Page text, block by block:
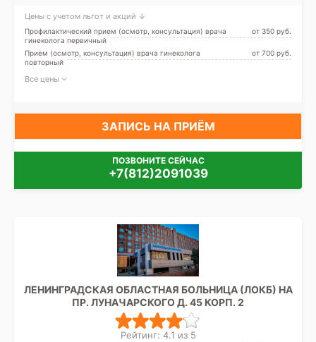
ворота, Парк Победы,
Фрунзенская, Электросила,
Проспект Славы, Дунайская,
Шушары
Цены с учетом льгот и акций ↓
Профилактический прием (осмотр, консультация) врача
гинеколога первичный
от 350 pуб.
Прием (осмотр, консультация) врача гинеколога
повторный
от 700 pуб.
Все цены
ЗАПИСЬ НА ПРИЁМ
ПОЗВОНИТЕ СЕЙЧАС
+7(812)2091039
ЛЕНИНГРАДСКАЯ ОБЛАСТНАЯ БОЛЬНИЦА (ЛОКБ) НА
ПР. ЛУНАЧАРСКОГО Д. 45 КОРП. 2
Рейтинг: 4.1 из 5